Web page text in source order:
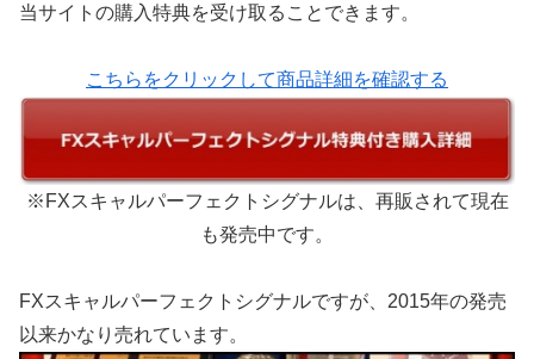
当サイトの購入特典を受け取ることできます。
こちらをクリックして商品詳細を確認する
※FXスキャルパーフェクトシグナルは、再販されて現在
も発売中です。
FXスキャルパーフェクトシグナルですが、2015年の発売
以来かなり売れています。